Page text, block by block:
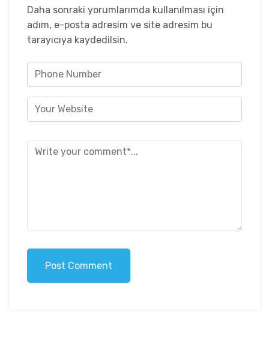
Daha sonraki yorumlarımda kullanılması için
adım, e-posta adresim ve site adresim bu
tarayıcıya kaydedilsin.
Post Comment